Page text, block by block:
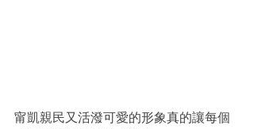
甯凱親民又活潑可愛的形象真的讓每個